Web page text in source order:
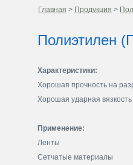
Главная > Продукция >
Полиэтилен
Характеристики:
Хорошая прочность на
Хорошая ударная вязкость
Применение:
Ленты
Сетчатые материалы